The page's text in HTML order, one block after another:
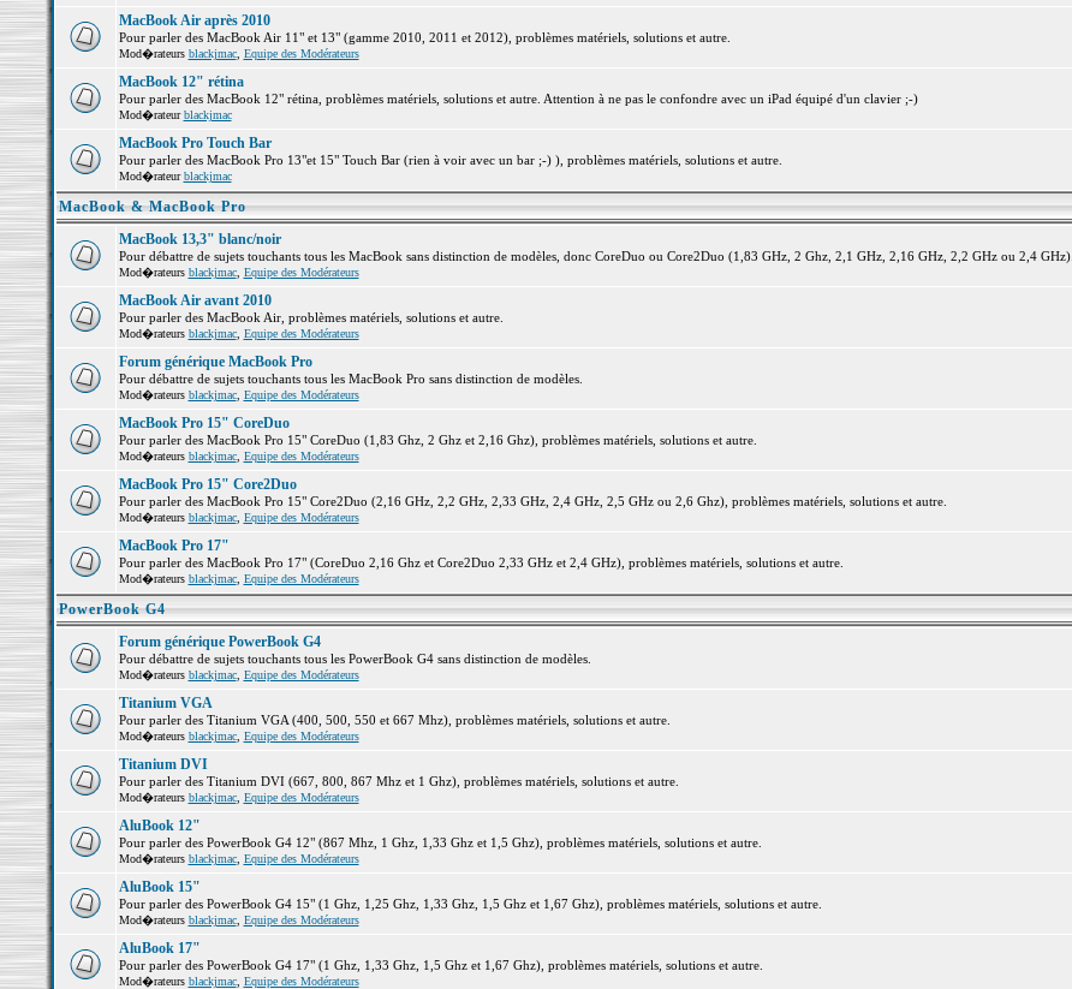
MacBook Air après 2010
Pour parler des MacBook Air 11" et 13" (gamme 2010, 2011 et 2012), problèmes matériels, solutions et autre.
Mod�rateurs blackjmac, Equipe des Modérateurs
MacBook 12" rétina
Pour parler des MacBook 12" rétina, problèmes matériels, solutions et autre. Attention à ne pas le confondre avec un iPad équipé d'un clavier ;-)
Mod�rateurblackjmac
MacBook Pro Touch Bar
Pour parler des MacBook Pro 13"et 15" Touch Bar (rien à voir avec un bar ;-) ), problèmes matériels, solutions et autre.
Mod�rateurblackjmac
MacBook & MacBook Pro
MacBook 13,3" blanc/noir
Pour débattre de sujets touchants tous les MacBook sans distinction de modèles, donc CoreDuo ou Core2Duo (1,83 GHz, 2 Ghz, 2,1 GHz, 2,16 GHz, 2,2 GHz ou 2,4 GHz).
Mod�rateurs blackjmac, Equipe des Modérateurs
MacBook Air avant 2010
Pour parler des MacBook Air, problèmes matériels, solutions et autre.
Mod�rateurs blackjmac, Equipe des Modérateurs
Forum générique MacBook Pro
Pour débattre de sujets touchants tous les MacBook Pro sans distinction de modèles.
Mod�rateurs blackjmac, Equipe des Modérateurs
MacBook Pro 15" CoreDuo
Pour parler des MacBook Pro 15" CoreDuo (1,83 Ghz, 2 Ghz et 2,16 Ghz), problèmes matériels, solutions et autre.
Mod�rateurs blackjmac, Equipe des Modérateurs
MacBook Pro 15" Core2Duo
Pour parler des MacBook Pro 15" Core2Duo (2,16 GHz, 2,2 GHz, 2,33 GHz, 2,4 GHz, 2,5 GHz ou 2,6 Ghz), problèmes matériels, solutions et autre.
Mod�rateurs blackjmac, Equipe des Modérateurs
MacBook Pro 17"
Pour parler des MacBook Pro 17" (CoreDuo 2,16 Ghz et Core2Duo 2,33 GHz et 2,4 GHz), problèmes matériels, solutions et autre.
Mod�rateurs blackjmac, Equipe des Modérateurs
PowerBook G4
Forum générique PowerBook G4
Pour débattre de sujets touchants tous les PowerBook G4 sans distinction de modèles.
Mod�rateurs blackjmac, Equipe des Modérateurs
Titanium VGA
Pour parler des Titanium VGA (400, 500, 550 et 667 Mhz), problèmes matériels, solutions et autre.
Mod�rateurs blackjmac, Equipe des Modérateurs
Titanium DVI
Pour parler des Titanium DVI (667, 800, 867 Mhz et 1 Ghz), problèmes matériels, solutions et autre.
Mod�rateurs blackjmac, Equipe des Modérateurs
AluBook 12"
Pour parler des PowerBook G4 12" (867 Mhz, 1 Ghz, 1,33 Ghz et 1,5 Ghz), problèmes matériels, solutions et autre.
Mod�rateurs blackjmac, Equipe des Modérateurs
AluBook 15"
Pour parler des PowerBook G4 15" (1 Ghz, 1,25 Ghz, 1,33 Ghz, 1,5 Ghz et 1,67 Ghz), problèmes matériels, solutions et autre.
Mod�rateurs blackjmac, Equipe des Modérateurs
AluBook 17"
Pour parler des PowerBook G4 17" (1 Ghz, 1,33 Ghz, 1,5 Ghz et 1,67 Ghz), problèmes matériels, solutions et autre.
Mod�rateurs blackjmac, Equipe des Modérateurs